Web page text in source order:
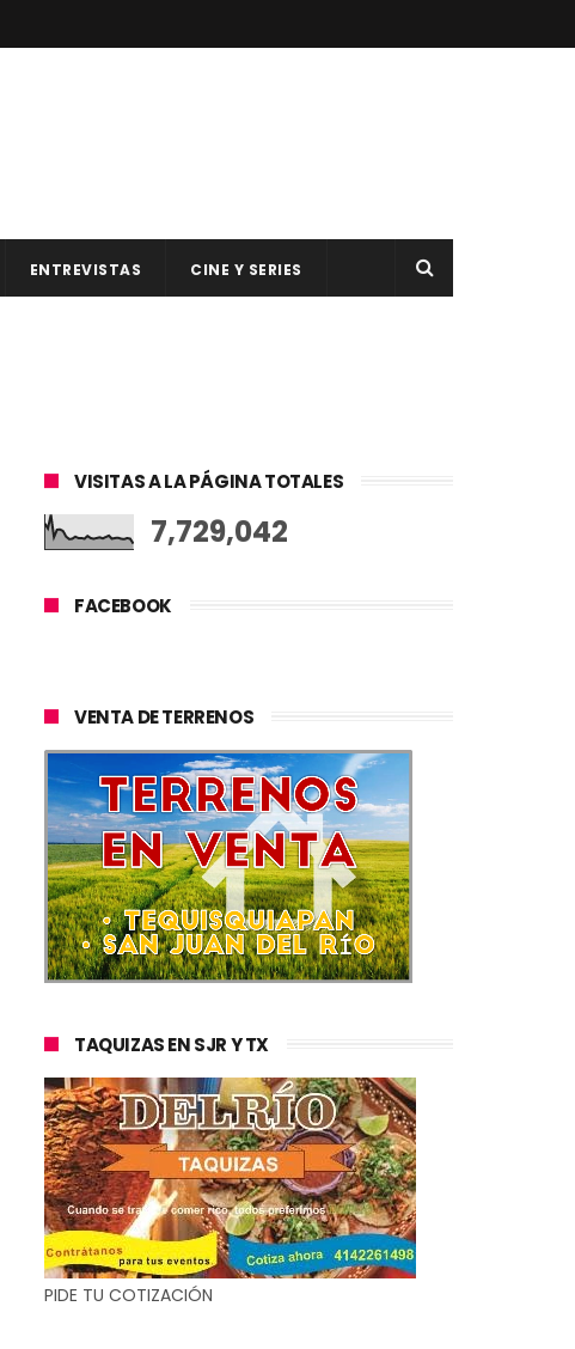
ENTREVISTAS CINE Y SERIES
VISITAS A LA PÁGINA TOTALES
7,729,042
FACEBOOK
VENTA DE TERRENOS
TAQUIZAS EN SJR Y TX
PIDE TU COTIZACIÓN